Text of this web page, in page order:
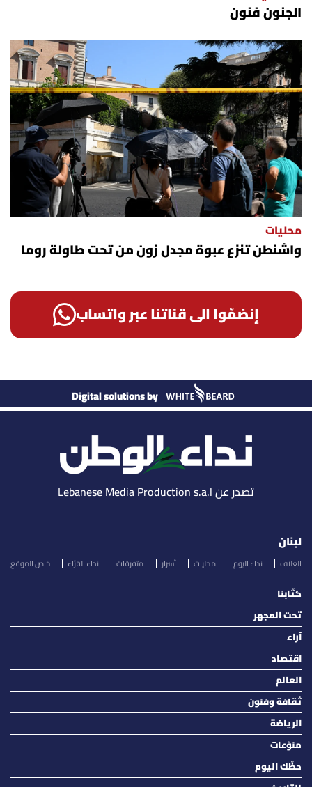
الجنون فنون
محليات
واشنطن تنزع عبوة مجدل زون من تحت طاولة روما
إنضمّوا الى قناتنا عبر واتساب
Digital solutions by
تصدر عن Lebanese Media Production s.a.l
لبنان
الغلاف نداء اليوم محليات أسرار متفرقات نداء القرّاء خاص الموقع
كتّابنا
تحت المجهر
آراء
اقتصاد
العالم
ثقافة وفنون
الرياضة
منوّعات
حظّك اليوم